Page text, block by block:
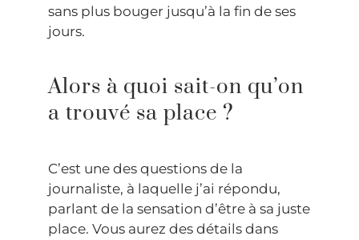
sans plus bouger jusqu’à la fin de ses
jours.
Alors à quoi sait-on qu’on
a trouvé sa place ?
C’est une des questions de la
journaliste, à laquelle j’ai répondu,
parlant de la sensation d’être à sa juste
place. Vous aurez des détails dans